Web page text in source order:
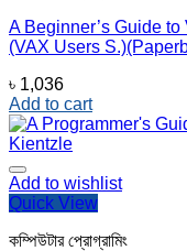
A Beginner’s Guide
(VAX Users
৳ 1,036
Add to cart
Add to wishlist
Quick View
কম্পিউটার প্রোগ্রামিং